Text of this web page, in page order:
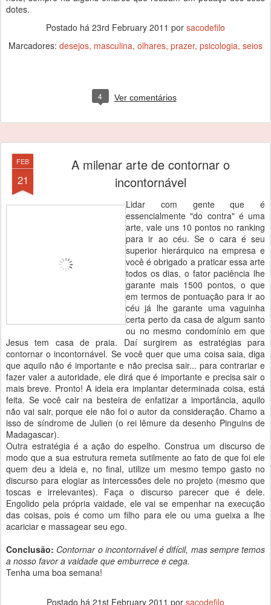
dotes.
Postado há 23rd February 2011 por sacodefilo
Marcadores: desejos masculina olhares prazer psicologia seios
4 Ver comentários
FEB
21
A milenar arte de contornar o
incontornável
Lidar com gente que é
essencialmente "do contra" é uma
arte, vale uns 10 pontos no ranking
para ir ao céu. Se o cara é seu
superior hierárquico na empresa e
você é obrigado a praticar essa arte
todos os dias, o fator paciência lhe
garante mais 1500 pontos, o que
em termos de pontuação para ir ao
céu já lhe garante uma vaguinha
certa perto da casa de algum santo
ou no mesmo condomínio em que
Jesus tem casa de praia. Daí surgirem as estratégias para
contornar o incontornável. Se você quer que uma coisa saia, diga
que aquilo não é importante e não precisa sair... para contrariar e
fazer valer a autoridade, ele dirá que é importante e precisa sair o
mais breve. Pronto! A ideia era implantar determinada coisa, está
feita. Se você cair na besteira de enfatizar a importância, aquilo
não vai sair, porque ele não foi o autor da consideração. Chamo a
isso de síndrome de Julien (o rei lêmure da desenho Pinguins de
Madagascar).
Outra estratégia é a ação do espelho. Construa um discurso de
modo que a sua estrutura remeta sutilmente ao fato de que foi ele
quem deu a ideia e, no final, utilize um mesmo tempo gasto no
discurso para elogiar as intercessões dele no projeto (mesmo que
toscas e irrelevantes). Faça o discurso parecer que é dele.
Engolido pela própria vaidade, ele vai se empenhar na execução
das coisas, pois é como um filho para ele ou uma gueixa a lhe
acariciar e massagear seu ego.
Conclusão: Contornar o incontornável é difícil, mas sempre temos
a nosso favor a vaidade que emburrece e cega.
Tenha uma boa semana!
Postado há 21st February 2011 por sacodefilo